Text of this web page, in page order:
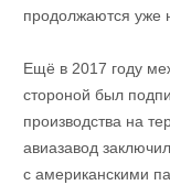
продолжаются уже
Ещё в 2017 году
стороной был
производства на
авиазавод
с американскими